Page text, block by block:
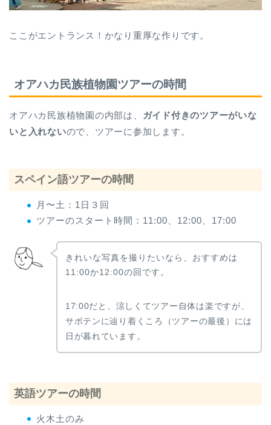
ここがエントランス！かなり重厚な作りです。
オアハカ民族植物園ツアーの時間
オアハカ民族植物園の内部は、
ガイド付きのツアーがいな
いと入れないので、ツアーに参加します。
スペイン語ツアーの時間
月〜土：1日３回
ツアーのスタート時間：11:00、12:00、17:00
きれいな写真を撮りたいなら、おすすめは
11:00か12:00の回です。
17:00だと、涼しくてツアー自体は楽ですが、
サボテンに辿り着くころ（ツアーの最後）には
日が暮れています。
英語ツアーの時間
火木土のみ